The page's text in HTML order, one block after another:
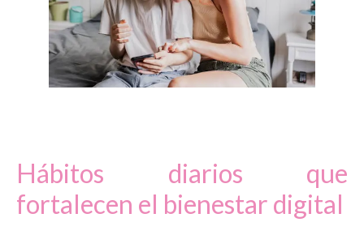
Hábitos diarios que
fortalecen el bienestar digital